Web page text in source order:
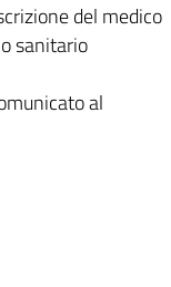
del medico
sanitario
al